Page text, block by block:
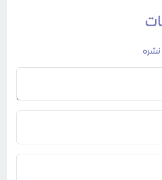
نشره